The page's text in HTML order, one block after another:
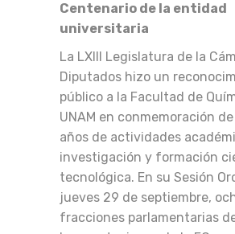
Centenario de la entidad
universitaria
La LXIII Legislatura de la
Diputados hizo un
público a la Facultad de
UNAM en conmemoración
años de actividades
investigación y formación
tecnológica. En su Sesión
jueves 29 de septiembre,
fracciones parlamentarias